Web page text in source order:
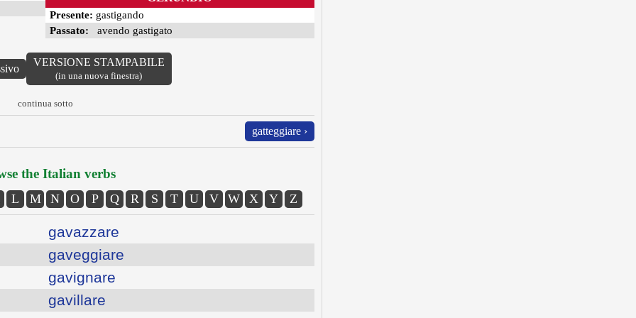
Presente: gastigando
Passato: avendo gastigato
VERSIONE STAMPABILE
(in una nuova finestra)
continua sotto
gatteggiare ›
the Italian verbs
L M N O P Q R S T U V W X Y Z
gavazzare
gaveggiare
gavignare
gavillare